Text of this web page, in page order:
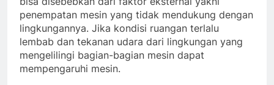
penempatan mesin yang tidak mendukung dengan
lingkungannya. Jika kondisi ruangan terlalu
lembab dan tekanan udara dari lingkungan yang
mengelilingi bagian-bagian mesin dapat
mempengaruhi mesin.